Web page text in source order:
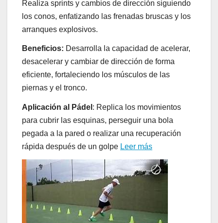
Realiza sprints y cambios de dirección siguiendo
los conos, enfatizando las frenadas bruscas y los
arranques explosivos.
Beneficios: Desarrolla la capacidad de acelerar,
desacelerar y cambiar de dirección de forma
eficiente, fortaleciendo los músculos de las
piernas y el tronco.
Aplicación al Pádel : Replica los movimientos
para cubrir las esquinas, perseguir una bola
pegada a la pared o realizar una recuperación
rápida después de un golpe Leer más